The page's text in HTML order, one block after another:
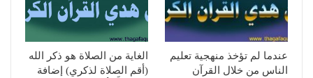
عندما لم تؤخذ منهجية تعليم
الناس من خلال القرآن
الغاية من الصلاة هو ذكر الله
(أقم الصلاة لذكري) إضافة